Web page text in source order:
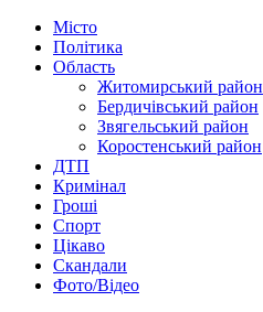
Місто
Політика
Область
Житомирський район
Бердичівський район
Звягельський район
Коростенський район
ДТП
Кримінал
Гроші
Спорт
Цікаво
Скандали
Фото/Відео